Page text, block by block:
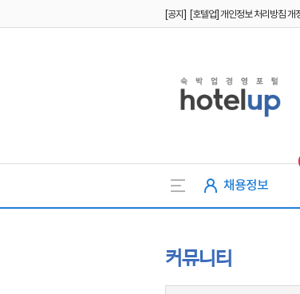
채용정보
커뮤니티